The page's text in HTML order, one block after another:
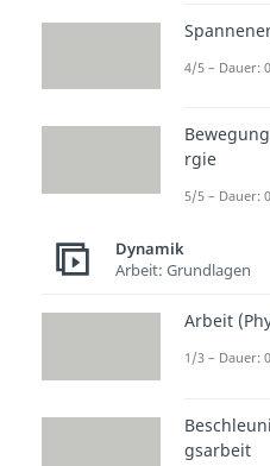
halten.
Energie
entsteht
wenn
in
4/5 – Dauer:
rgie
5/5 – Dauer:
Dynamik
Arbeit: Grundlagen
Arbeit
1/3 – Dauer:
gsarbeit